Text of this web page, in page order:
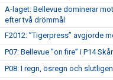
A-laget: Bellevue dominerar
efter två drömmål
F2012: ”Tigerpress” avgjorde
P07: Bellevue ”on fire” i P14
P08: I regn, ösregn och slutligen